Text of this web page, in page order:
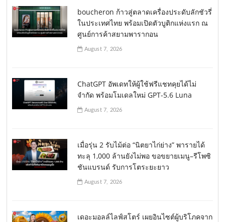
boucheron ก้าวสู่ตลาดเครื่องประดับลักชัวรี่
ในประเทศไทย พร้อมเปิดตัวบูติกแห่งแรก ณ
ศูนย์การค้าสยามพารากอน
August 7, 2026
ChatGPT อัพเดทให้ผู้ใช้ฟรีแชทคุยได้ไม่
จำกัด พร้อมโมเดลใหม่ GPT-5.6 Luna
August 7, 2026
เมื่อรุ่น 2 รับไม้ต่อ “นิตยาไก่ย่าง” พารายได้
ทะลุ 1,000 ล้านยังไม่พอ ขอขยายเมนู–รีโพซิ
ชันแบรนด์ รับการโตระยะยาว
August 7, 2026
เดอะมอลล์ไลฟ์สโตร์ เผยอินไซต์ผู้บริโภคจาก